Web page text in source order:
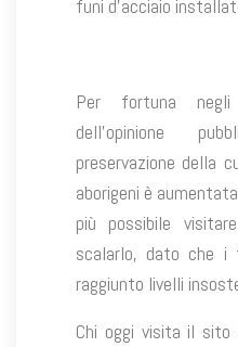
funi d’acciaio
Per fortuna
dell’opinione
preservazione della
aborigeni è
più possibile
scalarlo, dato che i
raggiunto livelli
Chi oggi visita il sito